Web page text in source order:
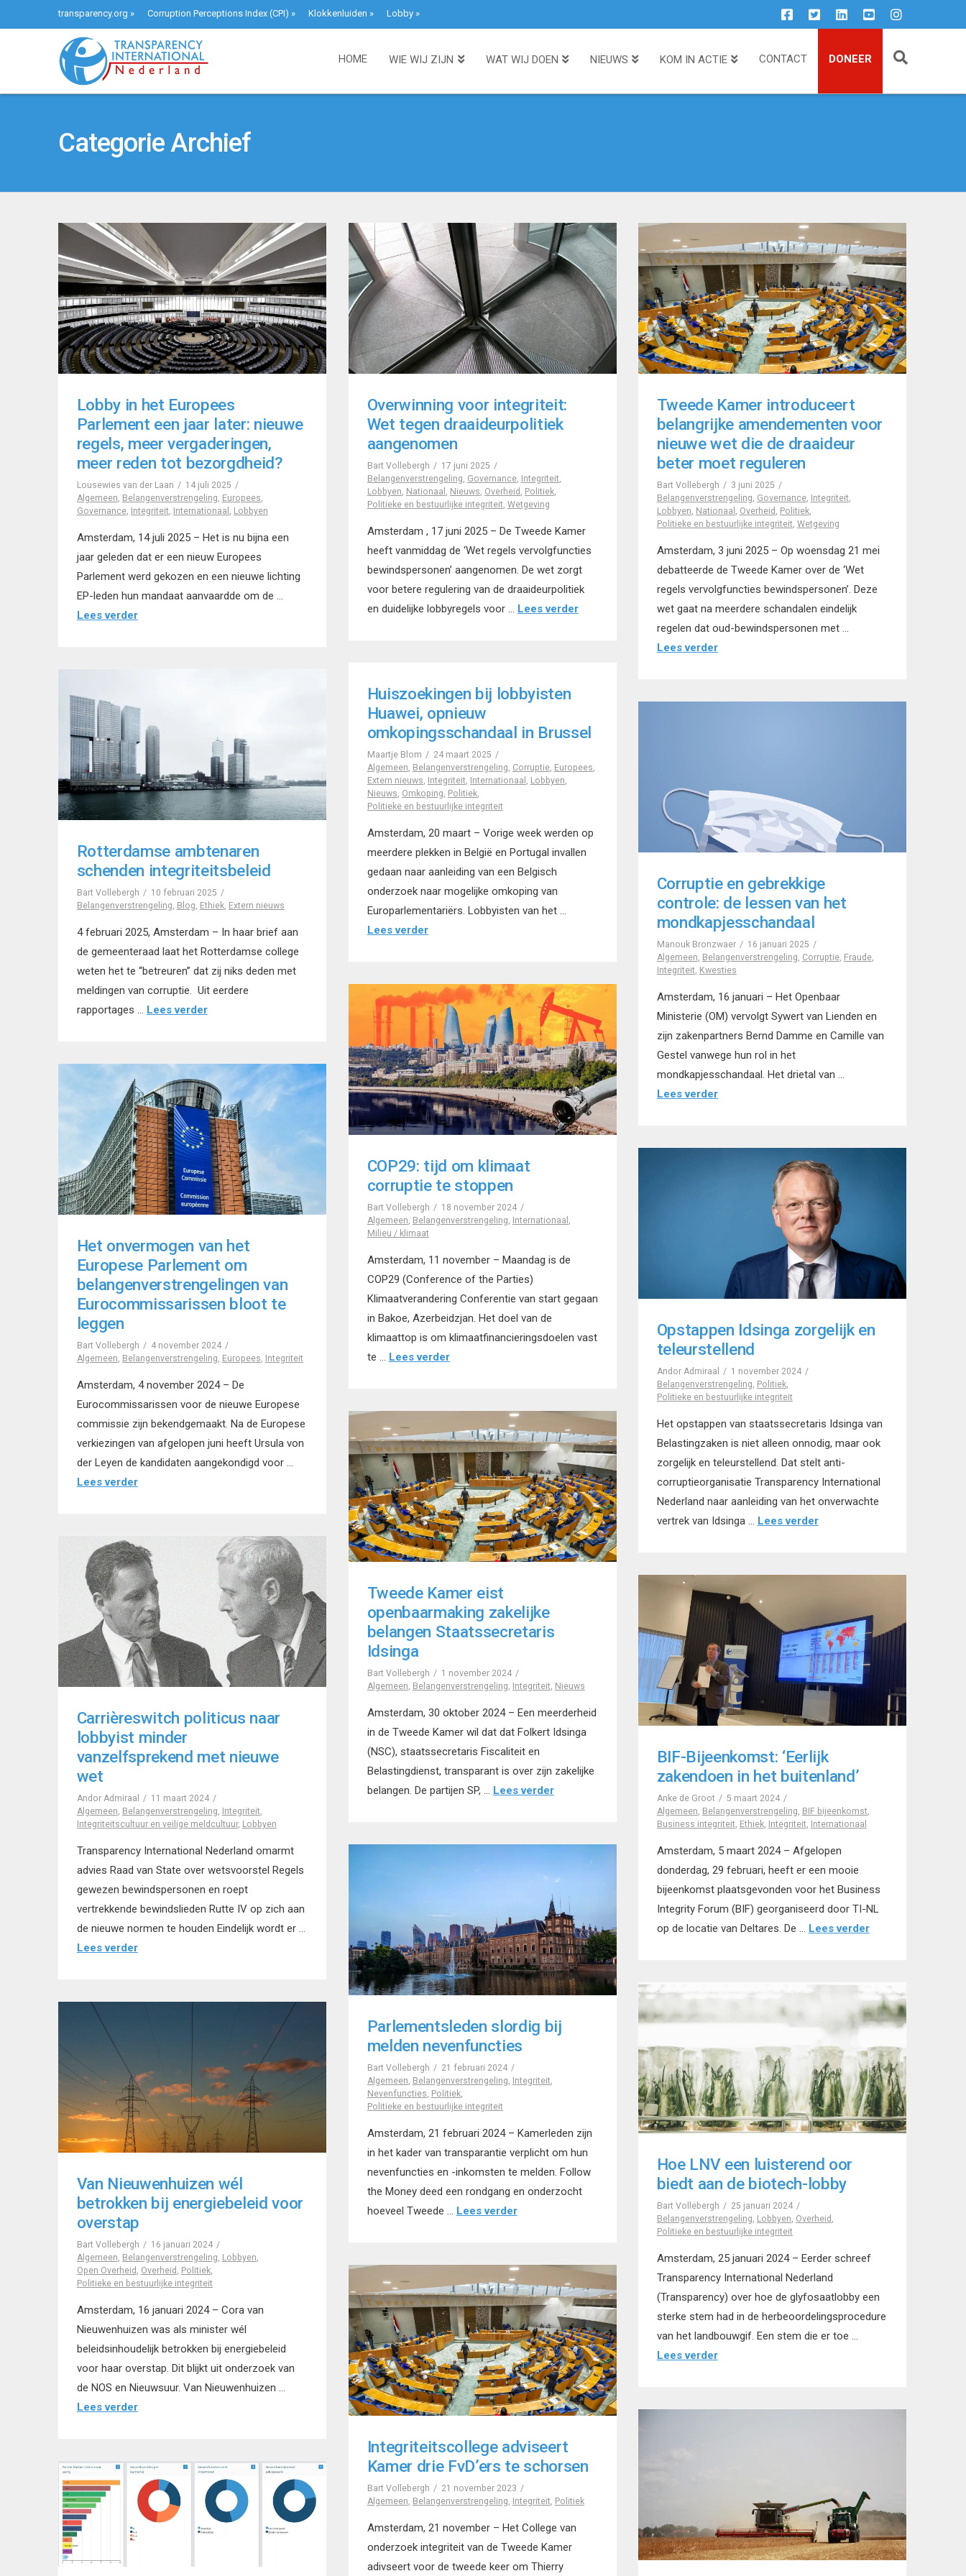
transparency.org » Corruption Perceptions Index (CPI) » Klokkenluiden » Lobby»
HOME WIE WIJ ZIJN WAT WIJ DOEN NIEUWS KOM IN ACTIE CONTACT DONEER
Categorie Archief
Lobby in het Europees
Parlement een jaar later: nieuwe
regels, meer vergaderingen,
meer reden tot bezorgdheid?
Lousewies van der Laan
14 juli 2025
Algemeen, Belangenverstrengeling, Europees,
Governance, Integriteit, Internationaal , Lobbyen
Amsterdam, 14 juli 2025 – Het is nu bijna een
jaar geleden dat er een nieuw Europees
Parlement werd gekozen en een nieuwe lichting
EP-leden hun mandaat aanvaardde om de …
Lees verder
Overwinning voor integriteit:
Wet tegen draaideurpolitiek
aangenomen
Bart Vollebergh
17 juni 2025
Belangenverstrengeling, Governance, Integriteit,
Lobbyen, Nationaal , Nieuws, Overheid , Politiek,
Politieke en bestuurlijke integriteit, Wetgeving
Amsterdam , 17 juni 2025 – De Tweede Kamer
heeft vanmiddag de ‘Wet regels vervolgfuncties
bewindspersonen’ aangenomen. De wet zorgt
voor betere regulering van de draaideurpolitiek
en duidelijke lobbyregels voor … Lees verder
Tweede Kamer introduceert
belangrijke amendementen voor
nieuwe wet die de draaideur
beter moet reguleren
Bart Vollebergh
3 juni 2025
Belangenverstrengeling, Governance, Integriteit,
Lobbyen, Nationaal , Overheid , Politiek,
Politieke en bestuurlijke integriteit, Wetgeving
Amsterdam, 3 juni 2025 – Op woensdag 21 mei
debatteerde de Tweede Kamer over de ‘Wet
regels vervolgfuncties bewindspersonen’. Deze
wet gaat na meerdere schandalen eindelijk
regelen dat oud-bewindspersonen met …
Lees verder
Huiszoekingen bij lobbyisten
Huawei, opnieuw
omkopingsschandaal in Brussel
Maartje Blom
24 maart 2025
Algemeen, Belangenverstrengeling, Corruptie, Europees,
Extern nieuws, Integriteit, Internationaal , Lobbyen,
Nieuws, Omkoping, Politiek,
Politieke en bestuurlijke integriteit
Amsterdam, 20 maart – Vorige week werden op
meerdere plekken in België en Portugal invallen
gedaan naar aanleiding van een Belgisch
onderzoek naar mogelijke omkoping van
Europarlementariërs. Lobbyisten van het …
Lees verder
Rotterdamse ambtenaren
schenden integriteitsbeleid
Bart Vollebergh
10 februari 2025
Belangenverstrengeling, Blog, Ethiek, Extern nieuws
4 februari 2025, Amsterdam – In haar brief aan
de gemeenteraad laat het Rotterdamse college
weten het te “betreuren” dat zij niks deden met
meldingen van corruptie. Uit eerdere
rapportages … Lees verder
Corruptie en gebrekkige
controle: de lessen van het
mondkapjesschandaal
Manouk Bronzwaer
16 januari 2025
Algemeen, Belangenverstrengeling, Corruptie, Fraude,
Integriteit, Kwesties
Amsterdam, 16 januari – Het Openbaar
Ministerie (OM) vervolgt Sywert van Lienden en
zijn zakenpartners Bernd Damme en Camille van
Gestel vanwege hun rol in het
mondkapjesschandaal. Het drietal van …
Lees verder
COP29: tijd om klimaat
corruptie te stoppen
Bart Vollebergh
18 november 2024
Algemeen, Belangenverstrengeling, Internationaal ,
Milieu / klimaat
Amsterdam, 11 november – Maandag is de
COP29 (Conference of the Parties)
Klimaatverandering Conferentie van start gegaan
in Bakoe, Azerbeidzjan. Het doel van de
klimaattop is om klimaatfinancieringsdoelen vast
te … Lees verder
Het onvermogen van het
Europese Parlement om
belangenverstrengelingen van
Eurocommissarissen bloot te
leggen
Bart Vollebergh
4 november 2024
Algemeen, Belangenverstrengeling, Europees, Integriteit
Amsterdam, 4 november 2024 – De
Eurocommissarissen voor de nieuwe Europese
commissie zijn bekendgemaakt. Na de Europese
verkiezingen van afgelopen juni heeft Ursula von
der Leyen de kandidaten aangekondigd voor …
Lees verder
Opstappen Idsinga zorgelijk en
teleurstellend
Andor Admiraal
1 november 2024
Belangenverstrengeling, Politiek,
Politieke en bestuurlijke integriteit
Het opstappen van staatssecretaris Idsinga van
Belastingzaken is niet alleen onnodig, maar ook
zorgelijk en teleurstellend. Dat stelt anti-
corruptieorganisatie Transparency International
Nederland naar aanleiding van het onverwachte
vertrek van Idsinga … Lees verder
Tweede Kamer eist
openbaarmaking zakelijke
belangen Staatssecretaris
Idsinga
Bart Vollebergh
1 november 2024
Algemeen, Belangenverstrengeling, Integriteit, Nieuws
Amsterdam, 30 oktober 2024 – Een meerderheid
in de Tweede Kamer wil dat dat Folkert Idsinga
(NSC), staatssecretaris Fiscaliteit en
Belastingdienst, transparant is over zijn zakelijke
belangen. De partijen SP, … Lees verder
Carrièreswitch politicus naar
lobbyist minder
vanzelfsprekend met nieuwe
wet
Andor Admiraal
11 maart 2024
Algemeen, Belangenverstrengeling, Integriteit,
Integriteitscultuur en veilige meldcultuur, Lobbyen
Transparency International Nederland omarmt
advies Raad van State over wetsvoorstel Regels
gewezen bewindspersonen en roept
vertrekkende bewindslieden Rutte IV op zich aan
de nieuwe normen te houden Eindelijk wordt er …
Lees verder
BIF-Bijeenkomst: ‘Eerlijk
zakendoen in het buitenland’
Anke de Groot
5 maart 2024
Algemeen, Belangenverstrengeling, BIF bijeenkomst,
Business integriteit, Ethiek, Integriteit, Internationaal
Amsterdam, 5 maart 2024 – Afgelopen
donderdag, 29 februari, heeft er een mooie
bijeenkomst plaatsgevonden voor het Business
Integrity Forum (BIF) georganiseerd door TI-NL
op de locatie van Deltares. De … Lees verder
Parlementsleden slordig bij
melden nevenfuncties
Bart Vollebergh
21 februari 2024
Algemeen, Belangenverstrengeling, Integriteit,
Nevenfuncties, Politiek,
Politieke en bestuurlijke integriteit
Amsterdam, 21 februari 2024 – Kamerleden zijn
in het kader van transparantie verplicht om hun
nevenfuncties en -inkomsten te melden. Follow
the Money deed een rondgang en onderzocht
hoeveel Tweede … Lees verder
Hoe LNV een luisterend oor
biedt aan de biotech-lobby
Bart Vollebergh
25 januari 2024
Belangenverstrengeling, Lobbyen, Overheid ,
Politieke en bestuurlijke integriteit
Amsterdam, 25 januari 2024 – Eerder schreef
Transparency International Nederland
(Transparency) over hoe de glyfosaatlobby een
sterke stem had in de herbeoordelingsprocedure
van het landbouwgif. Een stem die er toe …
Lees verder
Van Nieuwenhuizen wél
betrokken bij energiebeleid voor
overstap
Bart Vollebergh
16 januari 2024
Algemeen, Belangenverstrengeling, Lobbyen,
Open Overheid , Overheid , Politiek,
Politieke en bestuurlijke integriteit
Amsterdam, 16 januari 2024 – Cora van
Nieuwenhuizen was als minister wél
beleidsinhoudelijk betrokken bij energiebeleid
voor haar overstap. Dit blijkt uit onderzoek van
de NOS en Nieuwsuur. Van Nieuwenhuizen …
Lees verder
Integriteitscollege adviseert
Kamer drie FvD’ers te schorsen
Bart Vollebergh
21 november 2023
Algemeen, Belangenverstrengeling, Integriteit, Politiek
Amsterdam, 21 november – Het College van
onderzoek integriteit van de Tweede Kamer
adivseert voor de tweede keer om Thierry